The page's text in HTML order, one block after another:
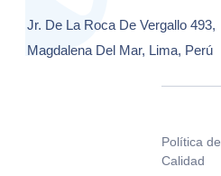
Jr. De La Roca De Vergallo 493,
Magdalena Del Mar, Lima, Perú
Política de
Calidad